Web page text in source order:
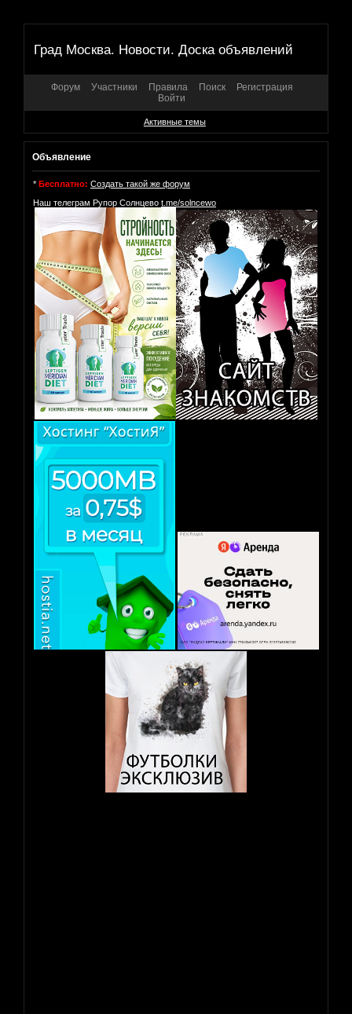
Град Москва. Новости. Доска объявлений
Форум Участники Правила Поиск
Регистрация
Войти
Активные темы
Объявление
* Бесплатно: Создать такой же форум
Наш телеграм Рупор Солнцево t.me/solncewo